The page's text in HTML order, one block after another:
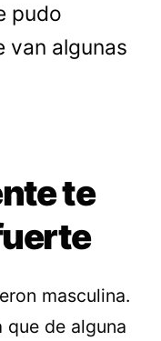
pudo
van algunas
te
masculina.
de alguna